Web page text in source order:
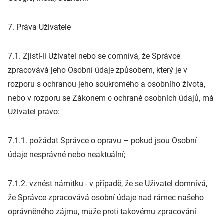
7. Práva Uživatele
7.1. Zjistí-li Uživatel nebo se domnívá, že Správce
zpracovává jeho Osobní údaje způsobem, který je v
rozporu s ochranou jeho soukromého a osobního života,
nebo v rozporu se Zákonem o ochraně osobních údajů, má
Uživatel právo:
7.1.1. požádat Správce o opravu – pokud jsou Osobní
údaje nesprávné nebo neaktuální;
7.1.2. vznést námitku - v případě, že se Uživatel domnívá,
že Správce zpracovává osobní údaje nad rámec našeho
oprávněného zájmu, může proti takovému zpracování